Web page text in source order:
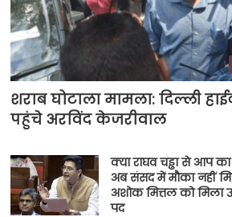
शराब घोटाला मामला: दिल्ली
पहुंचे अरविंद केजरीवाल
क्या राघव चड्ढा से आप
अब संसद में मौका नहीं
अशोक मित्तल को मिला
पद